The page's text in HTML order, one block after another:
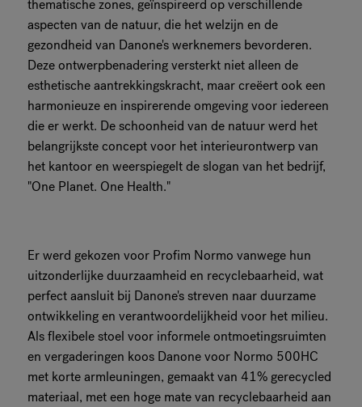
thematische zones, geïnspireerd op verschillende
aspecten van de natuur, die het welzijn en de
gezondheid van Danone's werknemers bevorderen.
Deze ontwerpbenadering versterkt niet alleen de
esthetische aantrekkingskracht, maar creëert ook een
harmonieuze en inspirerende omgeving voor iedereen
die er werkt. De schoonheid van de natuur werd het
belangrijkste concept voor het interieurontwerp van
het kantoor en weerspiegelt de slogan van het bedrijf,
"One Planet. One Health."
Er werd gekozen voor Profim Normo vanwege hun
uitzonderlijke duurzaamheid en recyclebaarheid, wat
perfect aansluit bij Danone's streven naar duurzame
ontwikkeling en verantwoordelijkheid voor het milieu.
Als flexibele stoel voor informele ontmoetingsruimten
en vergaderingen koos Danone voor Normo 500HC
met korte armleuningen, gemaakt van 41% gerecycled
materiaal, met een hoge mate van recyclebaarheid aan